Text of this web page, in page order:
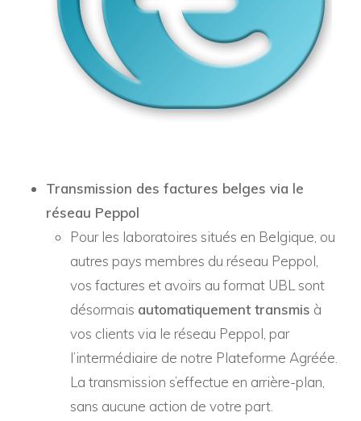
Transmission des factures belges via le
réseau Peppol
Pour les laboratoires situés en Belgique, ou
autres pays membres du réseau Peppol,
vos factures et avoirs au format UBL sont
désormais automatiquement transmis à
vos clients via le réseau Peppol, par
l’intermédiaire de notre Plateforme Agréée.
La transmission s’effectue en arrière-plan,
sans aucune action de votre part.